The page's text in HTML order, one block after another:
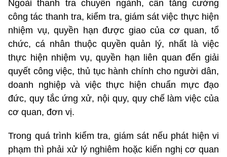
Ngoài thanh tra chuyên ngành, cần tăng cường
công tác thanh tra, kiểm tra, giám sát việc thực hiện
nhiệm vụ, quyền hạn được giao của cơ quan, tổ
chức, cá nhân thuộc quyền quản lý, nhất là việc
thực hiện nhiệm vụ, quyền hạn liên quan đến giải
quyết công việc, thủ tục hành chính cho người dân,
doanh nghiệp và việc thực hiện chuẩn mực đạo
đức, quy tắc ứng xử, nội quy, quy chế làm việc của
cơ quan, đơn vị.
Trong quá trình kiểm tra, giám sát nếu phát hiện vi
phạm thì phải xử lý nghiêm hoặc kiến nghị cơ quan